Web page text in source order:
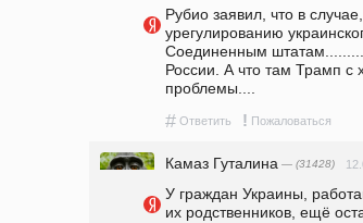
Рубио заявил, что в
урегулированию
Соединенным
России. А что там Трамп
проблемы....
# Ответить ! Пожаловаться
Камaз Гутaлина — (31428)
У граждан Украины,
их родственников, ещё